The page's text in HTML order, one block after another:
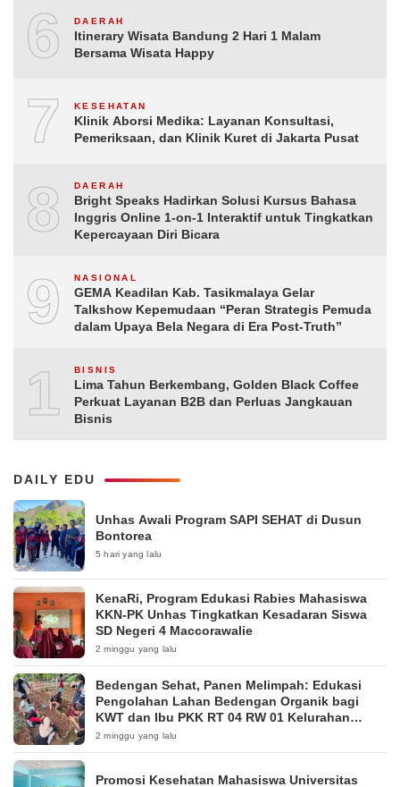
6 DAERAH
Itinerary Wisata Bandung 2 Hari 1 Malam
Bersama Wisata Happy
7 KESEHATAN
Klinik Aborsi Medika: Layanan Konsultasi,
Pemeriksaan, dan Klinik Kuret di Jakarta Pusat
8 DAERAH
Bright Speaks Hadirkan Solusi Kursus Bahasa
Inggris Online 1-on-1 Interaktif untuk Tingkatkan
Kepercayaan Diri Bicara
9 NASIONAL
GEMA Keadilan Kab. Tasikmalaya Gelar
Talkshow Kepemudaan “Peran Strategis Pemuda
dalam Upaya Bela Negara di Era Post-Truth”
10BISNIS
Lima Tahun Berkembang, Golden Black Coffee
Perkuat Layanan B2B dan Perluas Jangkauan
Bisnis
DAILY EDU
Unhas Awali Program SAPI SEHAT di Dusun
Bontorea
5 hari yang lalu
KenaRi, Program Edukasi Rabies Mahasiswa
KKN-PK Unhas Tingkatkan Kesadaran Siswa
SD Negeri 4 Maccorawalie
2 minggu yang lalu
Bedengan Sehat, Panen Melimpah: Edukasi
Pengolahan Lahan Bedengan Organik bagi
KWT dan Ibu PKK RT 04 RW 01 Kelurahan
Pakintelan
2 minggu yang lalu
Promosi Kesehatan Mahasiswa Universitas